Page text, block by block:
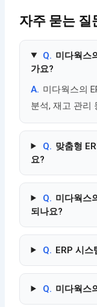
자주 묻는 질
Q. 미다웍스
가요?
A. 미다웍스의
분석, 재고 관리
Q. 맞춤형
요?
Q. 미다웍스
되나요?
Q. ERP 시
Q. 미다웍스